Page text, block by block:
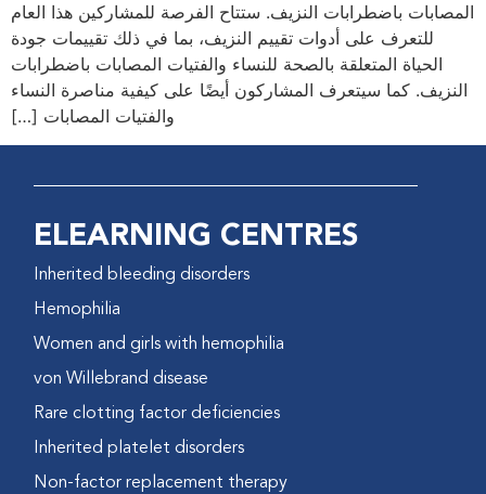
المصابات باضطرابات النزيف. ستتاح الفرصة للمشاركين هذا العام
للتعرف على أدوات تقييم النزيف، بما في ذلك تقييمات جودة
الحياة المتعلقة بالصحة للنساء والفتيات المصابات باضطرابات
النزيف. كما سيتعرف المشاركون أيضًا على كيفية مناصرة النساء
والفتيات المصابات […]
ELEARNING CENTRES
Inherited bleeding disorders
Hemophilia
Women and girls with hemophilia
von Willebrand disease
Rare clotting factor deficiencies
Inherited platelet disorders
Non-factor replacement therapy